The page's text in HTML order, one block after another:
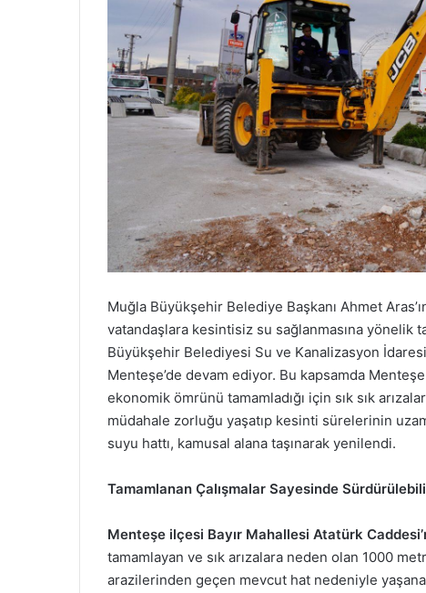
Muğla Büyükşehir Belediye Başkanı Ahmet
vatandaşlara kesintisiz su sağlanmasına
Büyükşehir Belediyesi Su ve Kanalizasyon
Menteşe’de devam ediyor. Bu kapsamda
ekonomik ömrünü tamamladığı için sık sık
müdahale zorluğu yaşatıp kesinti sürelerinin
suyu hattı, kamusal alana taşınarak yenilendi.
Tamamlanan Çalışmalar Sayesinde
Menteşe ilçesi Bayır Mahallesi Atatürk
tamamlayan ve sık arızalara neden olan 1000
arazilerinden geçen mevcut hat nedeniyle